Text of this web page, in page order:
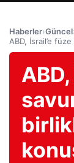
Haberler›Güncel
ABD, İsrail’e